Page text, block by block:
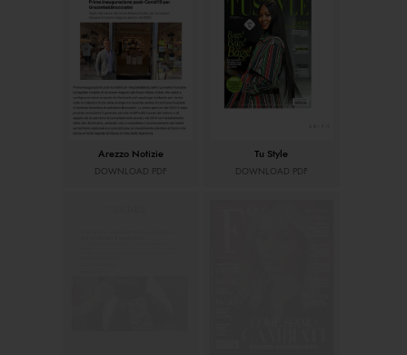
Arezzo Notizie
DOWNLOAD PDF
Tu Style
DOWNLOAD PDF